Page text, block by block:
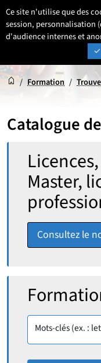
Ce site n'utilise que des
session, personnalisation
d'audience internes et
Aller
au
contenu
Aller
au
menu
Aller
au
pied
page
UNIVERSITÉ DE LILLE
INSPIRONS DEMAIN
Accueil
Accueil
/ Formation /
Catalogue
Master,
Consultez le
Mots-clés (ex. :